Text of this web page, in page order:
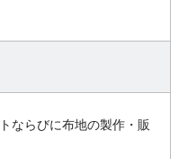
ならびに布地の製作・販